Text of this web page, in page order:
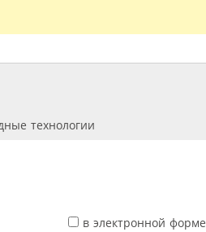
технологии
в электронной форме